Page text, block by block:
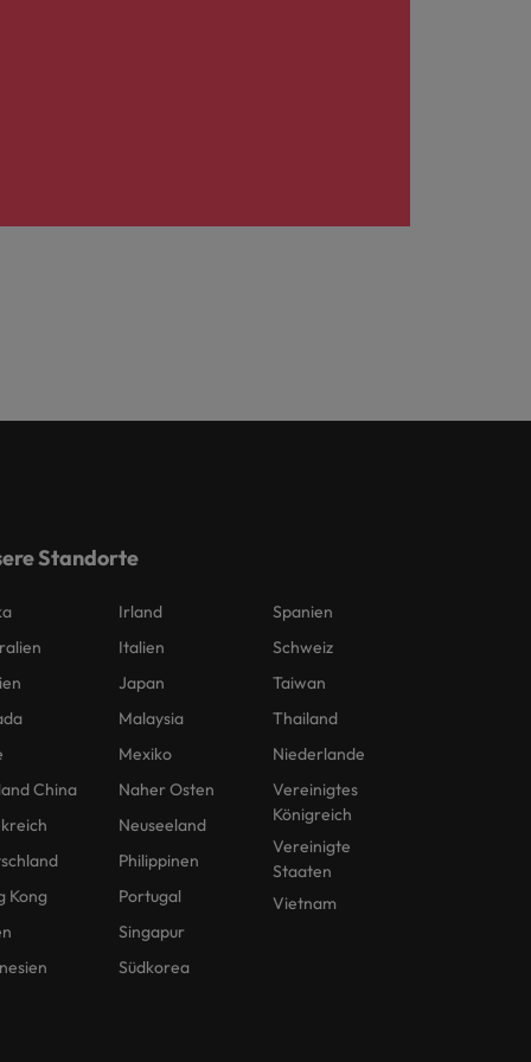
Standorte
China
Kong
Irland
Italien
Japan
Malaysia
Mexiko
Naher Osten
Neuseeland
Philippinen
Portugal
Singapur
Südkorea
Spanien
Schweiz
Taiwan
Thailand
Niederlande
Vereinigtes
Königreich
Vereinigte
Staaten
Vietnam